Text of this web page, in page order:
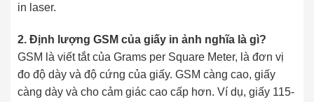
in laser.
2. Định lượng GSM của giấy in ảnh nghĩa là gì?
GSM là viết tắt của Grams per Square Meter, là đơn vị
đo độ dày và độ cứng của giấy. GSM càng cao, giấy
càng dày và cho cảm giác cao cấp hơn. Ví dụ, giấy 115-